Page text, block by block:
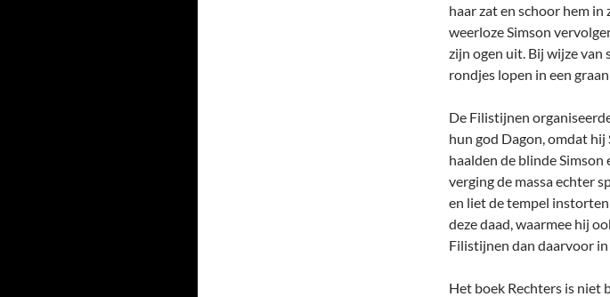
haar zat en schoor hem
weerloze Simson
zijn ogen uit. Bij wijze van
rondjes lopen in een
De Filistijnen
hun god Dagon, omdat hij
haalden de blinde Simson
verging de massa echter
en liet de tempel
deze daad, waarmee hij
Filistijnen dan daarvoor in
Het boek Rechters is niet